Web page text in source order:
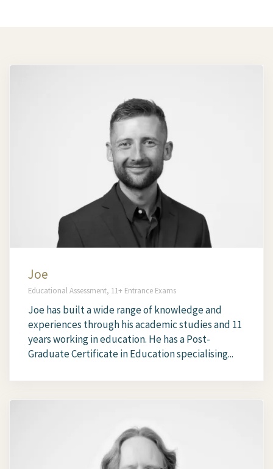
Joe
Educational Assessment, 11+ Entrance Exams
Joe has built a wide range of knowledge and
experiences through his academic studies and 11
years working in education. He has a Post-
Graduate Certificate in Education specialising...